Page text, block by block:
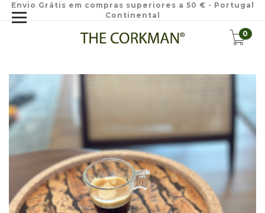
Envio Grátis em compras superiores a 50 € - Portugal
Continental
0